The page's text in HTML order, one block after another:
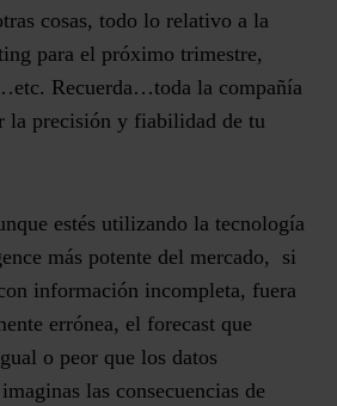
cosas, todo lo relativo a la
para el próximo trimestre,
Recuerda…toda la compañía
la precisión y fiabilidad de tu
estés utilizando la tecnología
más potente del mercado, si
información incompleta, fuera
errónea, el forecast que
o peor que los datos
las consecuencias de